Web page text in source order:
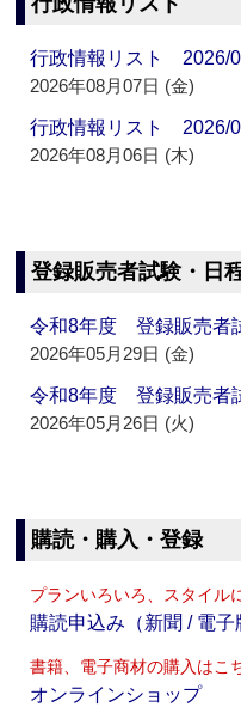
行政情報リスト 2026/
2026年08月07日 (金)
行政情報リスト 2026/
2026年08月06日 (木)
登録販売者試験・日
令和8年度 登録販売
2026年05月29日 (金)
令和8年度 登録販売
2026年05月26日 (火)
購読・購入・登録
プランいろいろ、スタイル
購読申込み（新聞 / 電子
書籍、電子商材の購入はこ
オンラインショップ